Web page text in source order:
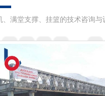
满堂支撑、挂篮的技术咨询